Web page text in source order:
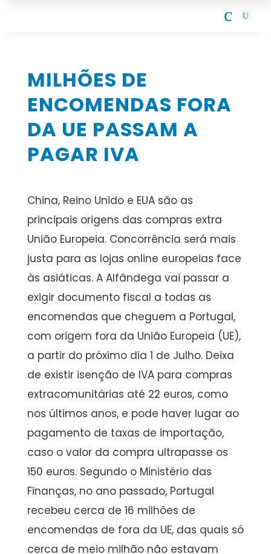
c U
MILHÕES DE
ENCOMENDAS FORA
DA UE PASSAM A
PAGAR IVA
China, Reino Unido e EUA são as
principais origens das compras extra
União Europeia. Concorrência será mais
justa para as lojas online europeias face
às asiáticas. A Alfândega vai passar a
exigir documento fiscal a todas as
encomendas que cheguem a Portugal,
com origem fora da União Europeia (UE),
a partir do próximo dia 1 de Julho. Deixa
de existir isenção de IVA para compras
extracomunitárias até 22 euros, como
nos últimos anos, e pode haver lugar ao
pagamento de taxas de importação,
caso o valor da compra ultrapasse os
150 euros. Segundo o Ministério das
Finanças, no ano passado, Portugal
recebeu cerca de 16 milhões de
encomendas de fora da UE, das quais só
cerca de meio milhão não estavam